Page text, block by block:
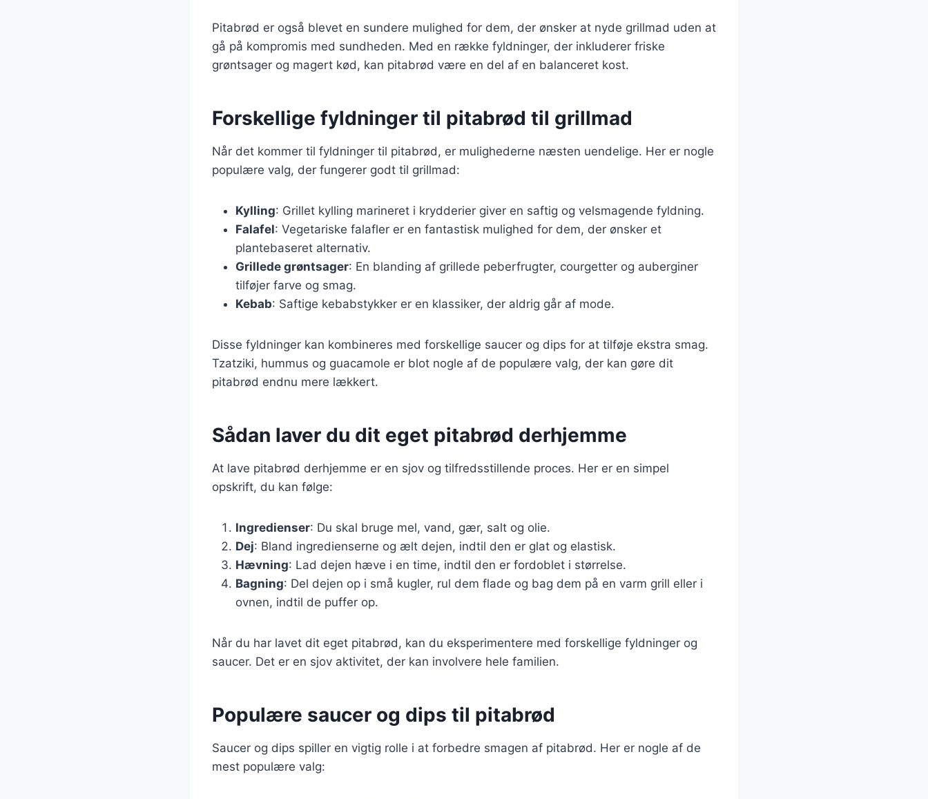
Pitabrød er også blevet en sundere mulighed for dem, der ønsker at nyde grillmad uden at
gå på kompromis med sundheden. Med en række fyldninger, der inkluderer friske
grøntsager og magert kød, kan pitabrød være en del af en balanceret kost.
Forskellige fyldninger til pitabrød til grillmad
Når det kommer til fyldninger til pitabrød, er mulighederne næsten uendelige. Her er nogle
populære valg, der fungerer godt til grillmad:
Kylling: Grillet kylling marineret i krydderier giver en saftig og velsmagende fyldning.
Falafel: Vegetariske falafler er en fantastisk mulighed for dem, der ønsker et
plantebaseret alternativ.
Grillede grøntsager: En blanding af grillede peberfrugter, courgetter og auberginer
tilføjer farve og smag.
Kebab: Saftige kebabstykker er en klassiker, der aldrig går af mode.
Disse fyldninger kan kombineres med forskellige saucer og dips for at tilføje ekstra smag.
Tzatziki, hummus og guacamole er blot nogle af de populære valg, der kan gøre dit
pitabrød endnu mere lækkert.
Sådan laver du dit eget pitabrød derhjemme
At lave pitabrød derhjemme er en sjov og tilfredsstillende proces. Her er en simpel
opskrift, du kan følge:
Ingredienser: Du skal bruge mel, vand, gær, salt og olie.
Dej: Bland ingredienserne og ælt dejen, indtil den er glat og elastisk.
Hævning: Lad dejen hæve i en time, indtil den er fordoblet i størrelse.
Bagning: Del dejen op i små kugler, rul dem flade og bag dem på en varm grill eller i
ovnen, indtil de puffer op.
Når du har lavet dit eget pitabrød, kan du eksperimentere med forskellige fyldninger og
saucer. Det er en sjov aktivitet, der kan involvere hele familien.
Populære saucer og dips til pitabrød
Saucer og dips spiller en vigtig rolle i at forbedre smagen af pitabrød. Her er nogle af de
mest populære valg: